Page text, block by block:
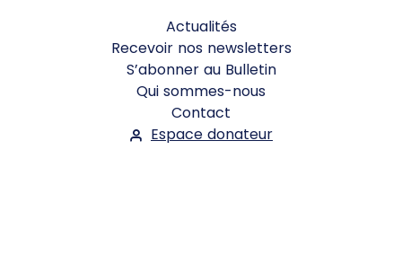
Actualités
Recevoir nos newsletters
S’abonner au Bulletin
Qui sommes-nous
Contact
Espace donateur